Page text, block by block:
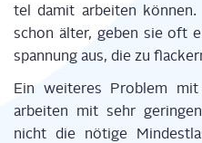
tel damit arbei­ten kön­nen.
schon älter, geben sie oft
span­nung aus, die zu
Ein wei­te­res Pro­blem
arbei­ten mit sehr
nicht die nöti­ge